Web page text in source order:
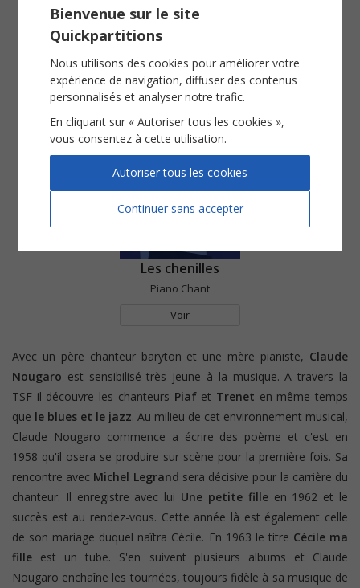
Avec un père chanteur baryton et une mère pianiste, Claude
Nougaro est sensibilisé très jeune à la musique. A travers la
TSF il découvre les chanteurs Piafet Trenet en même temps
que le blues et le jazz. Au milieu de cet environnement musical,
Claude Nougaro commence a écrire des poème et c'est en
1958 qu'il osera se produire sur scène pour la première fois. Sa
rencontre avec Michel Legrand sera décisive pour la carrière du
chanteur. Il enregistre avec lui Une petite filleen 1962 et le
succès est au rendez-vous. Cette année là est également celle
de son mariage duquel naîtra Cécile. En 1963 le titre Cécile ma
fille est un tube. S'en suivent plusieurs albums et Claude
Nougaro enchaîne les tournées, toujours fidèle à sa musique de
Le K du Q
Piano Chant
Les Billes
Piano Chant
Les chenilles
Piano Chant
Voir
Bienvenue sur le site
Quickpartitions
Nous utilisons des cookies pour améliorer votre
expérience de navigation, diffuser des contenus
personnalisés et analyser notre trafic.
En cliquant sur « Autoriser tous les cookies »,
vous consentez à cette utilisation.
Continuer sans accepter
Autoriser tous les cookies